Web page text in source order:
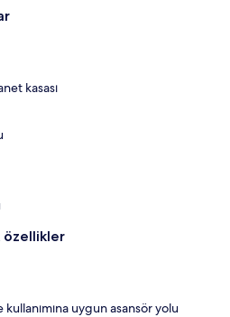
kasası
özellikler
uygun asansör yolu